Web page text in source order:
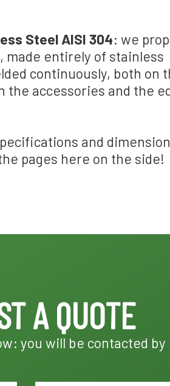
Steel AISI 304: we
, made ​​entirely of stainless
continuously, both on
the accessories and the
and
pages here on the side!
A QUOTE
you will be contacted by